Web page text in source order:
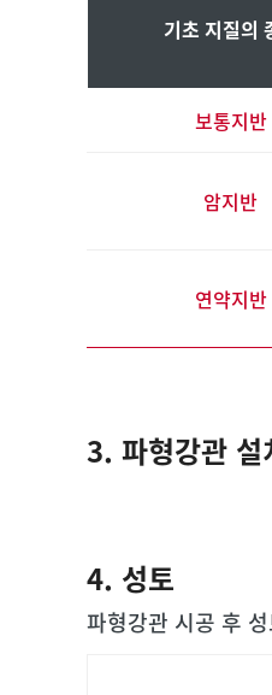
기초 지질의
보통지반
암지반
연약지반
3. 파형강관 설
4. 성토
파형강관 시공 후